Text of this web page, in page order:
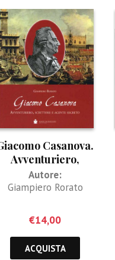
Casanova.
Avventuriero,
scrittore e agente
segreto
Autore:
Giampiero Rorato
€14,00
ACQUISTA